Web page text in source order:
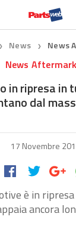
News ❯ News
News
in ripresa in
dal
17 Novembre
è in
ancora